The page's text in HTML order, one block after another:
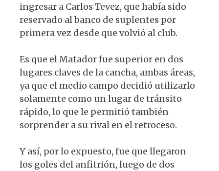
ingresar a Carlos Tevez, que había sido
reservado al banco de suplentes por
primera vez desde que volvió al club.
Es que el Matador fue superior en dos
lugares claves de la cancha, ambas áreas,
ya que el medio campo decidió utilizarlo
solamente como un lugar de tránsito
rápido, lo que le permitió también
sorprender a su rival en el retroceso.
Y así, por lo expuesto, fue que llegaron
los goles del anfitrión, luego de dos